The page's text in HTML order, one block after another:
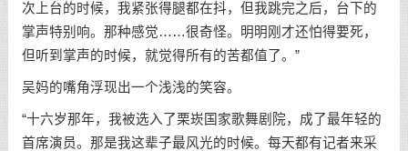
次上台的时候，我紧张得腿都在抖，但我跳完之后，台下的
掌声特别响。那种感觉……很奇怪。明明刚才还怕得要死，
但听到掌声的时候，就觉得所有的苦都值了。”
吴妈的嘴角浮现出一个浅浅的笑容。
“十六岁那年，我被选入了栗崁国家歌舞剧院，成了最年轻的
首席演员。那是我这辈子最风光的时候。每天都有记者来采